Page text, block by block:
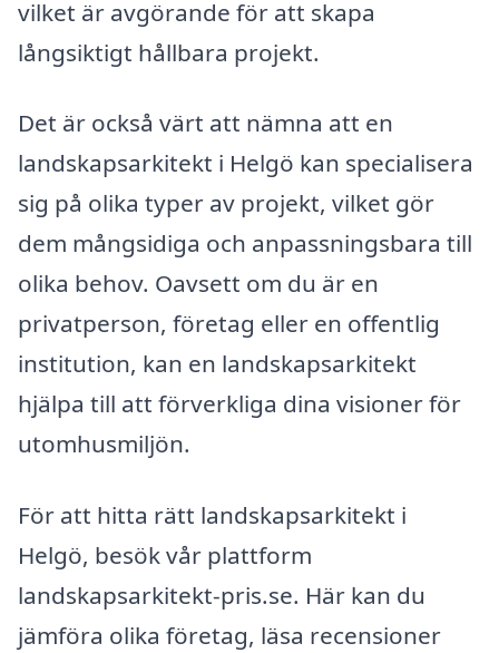
vilket är avgörande för att skapa
långsiktigt hållbara projekt.
Det är också värt att nämna att en
landskapsarkitekt i Helgö kan specialisera
sig på olika typer av projekt, vilket gör
dem mångsidiga och anpassningsbara till
olika behov. Oavsett om du är en
privatperson, företag eller en offentlig
institution, kan en landskapsarkitekt
hjälpa till att förverkliga dina visioner för
utomhusmiljön.
För att hitta rätt landskapsarkitekt i
Helgö, besök vår plattform
landskapsarkitekt-pris.se. Här kan du
jämföra olika företag, läsa recensioner